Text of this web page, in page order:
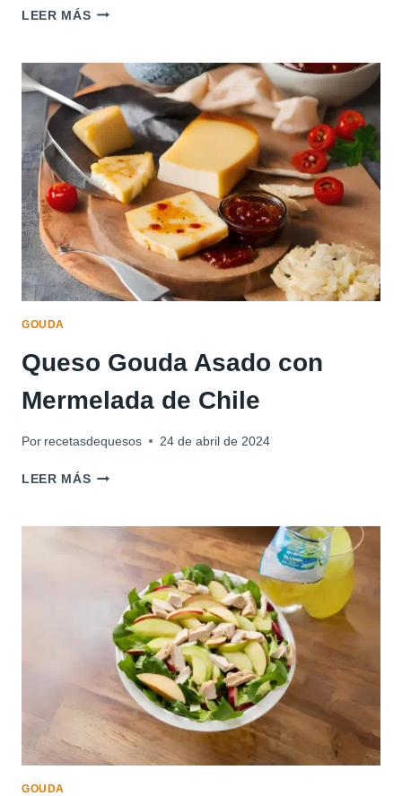
LEER MÁSQUESO
SALSA
DE
ARÁNDANOS
GOUDA
Queso Gouda Asado con
Mermelada de Chile
Por recetasdequesos 24 de abril de 2024
LEER MÁSQUESO
MERMELADA
CHILE
GOUDA